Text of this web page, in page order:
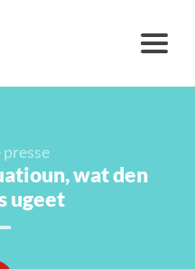
presse
wat den
ugeet